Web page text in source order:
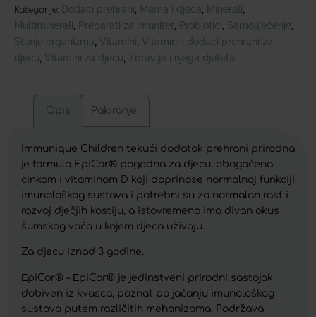
Kategorije: Dodaci prehrani Mama i djeca Minerali
Multiminerali Preparati za imunitet Probiotici Samoliječenje
Stanje organizma Vitamini Vitamini i dodaci prehrani za
djecu Vitamini za djecu Zdravlje i njega djeteta
Opis Pakiranje
Immunique Children tekući dodatak prehrani prirodna
je formula EpiCor® pogodna za djecu, obogaćena
cinkom i vitaminom D koji doprinose normalnoj funkciji
imunološkog sustava i potrebni su za normalan rast i
razvoj dječjih kostiju, a istovremeno ima divan okus
šumskog voća u kojem djeca uživaju.
Za djecu iznad 3 godine.
ЕpiCor® – ЕpiCor® je jedinstveni prirodni sastojak
dobiven iz kvasca, poznat po jačanju imunološkog
sustava putem različitih mehanizama. Podržava